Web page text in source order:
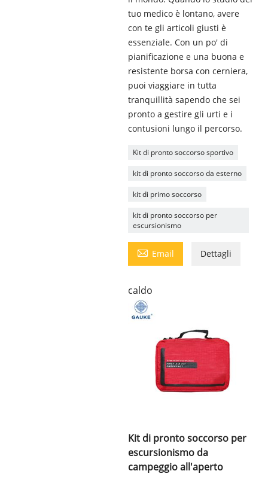
tuo medico è lontano, avere
con te gli articoli giusti è
essenziale. Con un po' di
pianificazione e una buona e
resistente borsa con cerniera,
puoi viaggiare in tutta
tranquillità sapendo che sei
pronto a gestire gli urti e i
contusioni lungo il percorso.
Kit di pronto soccorso sportivo
kit di pronto soccorso da esterno
kit di primo soccorso
kit di pronto soccorso per
escursionismo
 Email Dettagli
caldo
Kit di pronto soccorso per
escursionismo da
campeggio all'aperto